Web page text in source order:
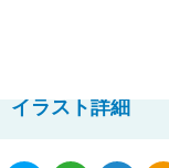
イラスト詳細